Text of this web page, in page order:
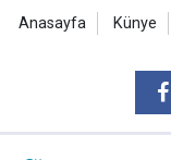
Anasayfa Künye